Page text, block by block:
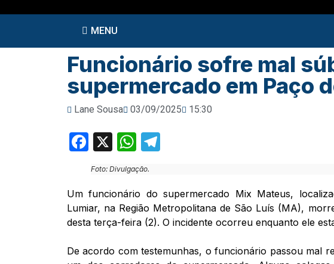
MENU
Funcionário sofre mal
supermercado em Paço
Lane Sousa 03/09/2025 15:30
Facebook
X WhatsApp
Foto: Divulgação.
Um funcionário do supermercado Mix Mateus,
Lumiar, na Região Metropolitana de São Luís (MA),
desta terça-feira (2). O incidente ocorreu enquanto ele
De acordo com testemunhas, o funcionário passou mal